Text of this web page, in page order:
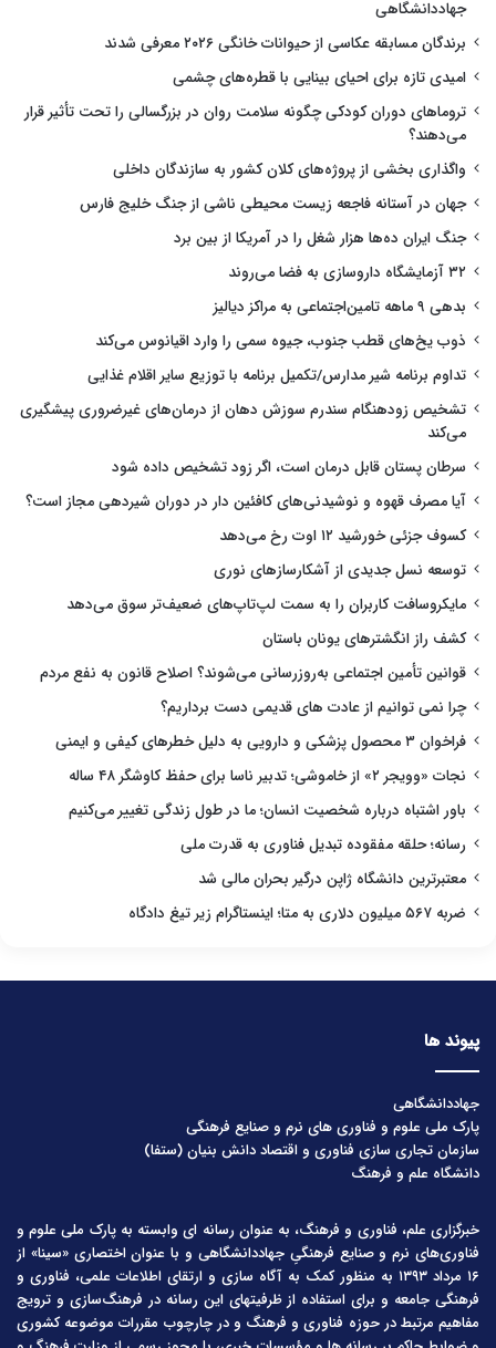
جهاددانشگاهی
برندگان مسابقه عکاسی از حیوانات خانگی ۲۰۲۶ معرفی شدند
امیدی تازه برای احیای بینایی با قطره‌های چشمی
تروماهای دوران کودکی چگونه سلامت روان در بزرگسالی را تحت تأثیر قرار
می‌دهند؟
واگذاری بخشی از پروژه‌های کلان کشور به سازندگان داخلی
جهان در آستانه فاجعه زیست محیطی ناشی از جنگ خلیج فارس
جنگ ایران ده‌ها هزار شغل را در آمریکا از بین برد
۳۲ آزمایشگاه داروسازی به فضا می‌روند
بدهی ۹ ماهه تامین‌اجتماعی به مراکز دیالیز
ذوب یخ‌های قطب جنوب، جیوه سمی را وارد اقیانوس می‌کند
تداوم برنامه شیر مدارس/تکمیل برنامه با توزیع سایر اقلام غذایی
تشخیص زودهنگام سندرم سوزش دهان از درمان‌های غیرضروری پیشگیری
می‌کند
سرطان پستان قابل درمان است، اگر زود تشخیص داده شود
آیا مصرف قهوه و نوشیدنی‌های کافئین دار در دوران شیردهی مجاز است؟
کسوف جزئی خورشید ۱۲ اوت رخ می‌دهد
توسعه نسل جدیدی از آشکارسازهای نوری
مایکروسافت کاربران را به سمت لپ‌تاپ‌های ضعیف‌تر سوق می‌دهد
کشف راز انگشترهای یونان باستان
قوانین تأمین اجتماعی به‌روزرسانی می‌شوند؟ اصلاح قانون به نفع مردم
چرا نمی توانیم از عادت های قدیمی دست برداریم؟
فراخوان ۳ محصول پزشکی و دارویی به دلیل خطرهای کیفی و ایمنی
نجات «وویجر ۲» از خاموشی؛ تدبیر ناسا برای حفظ کاوشگر ۴۸ ساله
باور اشتباه درباره شخصیت انسان؛ ما در طول زندگی تغییر می‌کنیم
رسانه؛ حلقه مفقوده تبدیل فناوری به قدرت ملی
معتبرترین دانشگاه ژاپن درگیر بحران مالی شد
ضربه ۵۶۷ میلیون دلاری به متا؛ اینستاگرام زیر تیغ دادگاه
پیوند ها
جهاددانشگاهی
پارک ملی علوم و فناوری های نرم و صنایع فرهنگی
سازمان تجاری سازی فناوری و اقتصاد دانش بنیان (ستفا)
دانشگاه علم و فرهنگ
خبرگزاری علم، فناوری و فرهنگ، به عنوان رسانه ای وابسته به پارک ملی علوم و
فناوری‌های نرم و صنایع فرهنگیِ جهاددانشگاهی و با عنوان اختصاری «سینا» از
۱۶ مرداد ۱۳۹۳ به منظور کمک به آگاه سازی و ارتقای اطلاعات علمی، فناوری و
فرهنگی جامعه و برای استفاده از ظرفیتهای این رسانه در فرهنگ‌سازی و ترویج
مفاهیم مرتبط در حوزه فناوری و فرهنگ و در چارچوب مقررات موضوعه کشوری